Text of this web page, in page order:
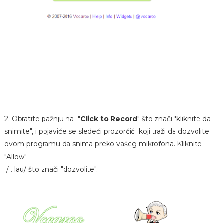
2. Obratite pažnju na "Click to Record" što znači "kliknite da
snimite", i pojaviće se sledeći prozorčić koji traži da dozvolite
ovom programu da snima preko vašeg mikrofona. Kliknite
"Allow"
/ . lau/ što znači "dozvolite".